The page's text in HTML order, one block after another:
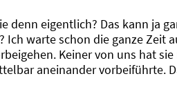
denn eigentlich? Das kann ja
warte schon die ganze Zeit
Keiner von uns hat
aneinander vorbeiführte.